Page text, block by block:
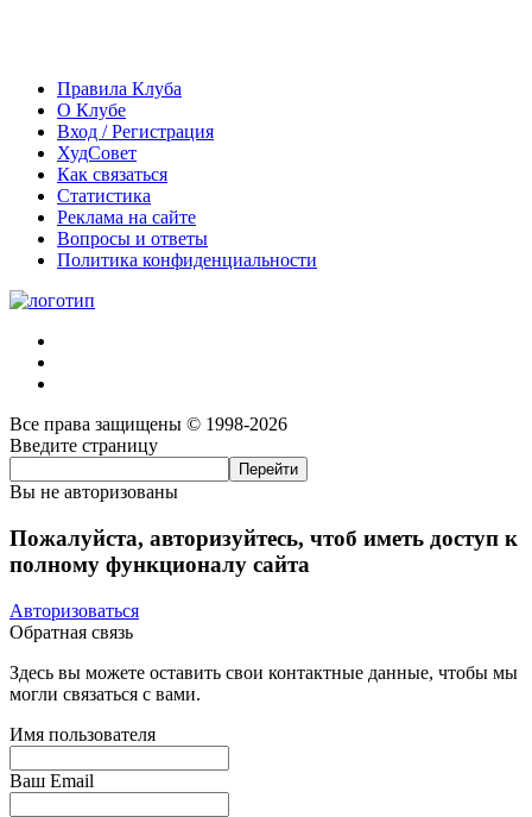
Правила Клуба
О Клубе
Вход / Регистрация
ХудСовет
Как связаться
Статистика
Реклама на сайте
Вопросы и ответы
Политика конфиденциальности
Все права защищены © 1998-2026
Введите страницу
Вы не авторизованы
Пожалуйста, авторизуйтесь, чтоб иметь доступ к
полному функционалу сайта
Авторизоваться
Обратная связь
Здесь вы можете оставить свои контактные данные, чтобы мы
могли связаться с вами.
Имя пользователя
Ваш Email